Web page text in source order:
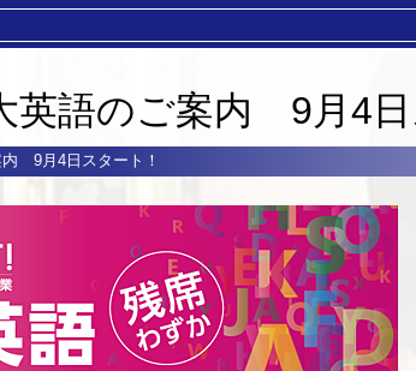
英語のご案内 9月4日
内 9月4日スタート！